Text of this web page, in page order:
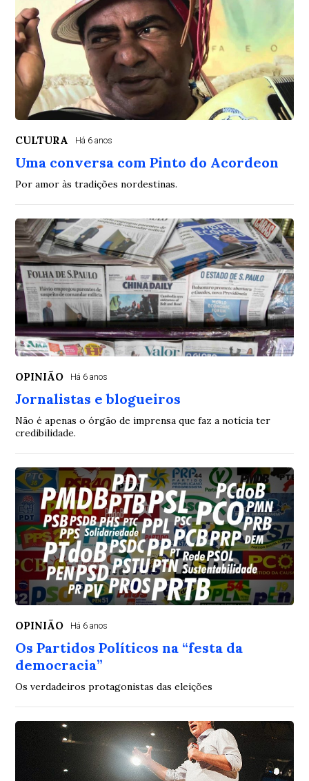
CULTURA Há 6 anos
Uma conversa com Pinto do Acordeon
Por amor às tradições nordestinas.
OPINIÃO Há 6 anos
Jornalistas e blogueiros
Não é apenas o órgão de imprensa que faz a notícia ter
credibilidade.
OPINIÃO Há 6 anos
Os Partidos Políticos na “festa da
democracia”
Os verdadeiros protagonistas das eleições